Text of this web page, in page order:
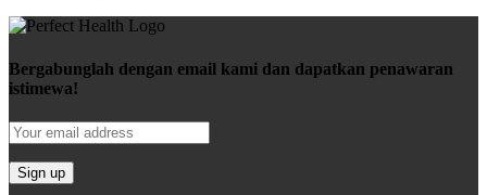
Bergabunglah dengan email kami dan dapatkan penawaran
istimewa!